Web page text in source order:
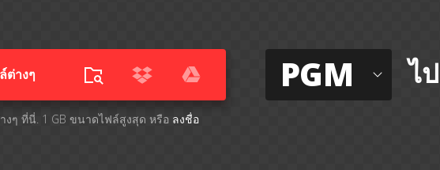
ต่างๆ​
งๆ​ ที่นี่. 1 GB ขนาดไฟล์สูงสุด หรือ ลงชื่อ
PGM ไ